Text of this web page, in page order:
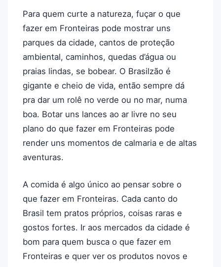
Para quem curte a natureza, fuçar o que
fazer em Fronteiras pode mostrar uns
parques da cidade, cantos de proteção
ambiental, caminhos, quedas d’água ou
praias lindas, se bobear. O Brasilzão é
gigante e cheio de vida, então sempre dá
pra dar um rolê no verde ou no mar, numa
boa. Botar uns lances ao ar livre no seu
plano do que fazer em Fronteiras pode
render uns momentos de calmaria e de altas
aventuras.
A comida é algo único ao pensar sobre o
que fazer em Fronteiras. Cada canto do
Brasil tem pratos próprios, coisas raras e
gostos fortes. Ir aos mercados da cidade é
bom para quem busca o que fazer em
Fronteiras e quer ver os produtos novos e